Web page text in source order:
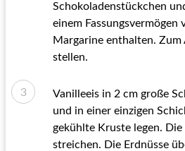
Schokoladenstückchen
einem Fassungsvermögen
Margarine enthalten. Zum
stellen.
Vanilleeis in 2 cm große
und in einer einzigen
gekühlte Kruste legen.
streichen. Die Erdnüsse